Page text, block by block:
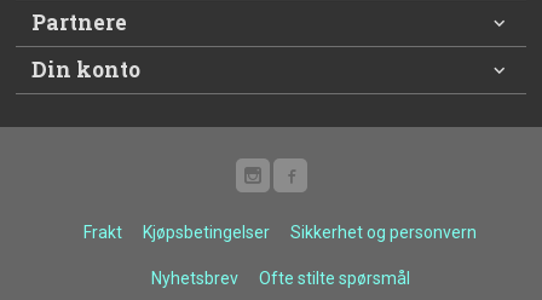
Partnere
Din konto
Frakt Kjøpsbetingelser Sikkerhet og personvern
Nyhetsbrev Ofte stilte spørsmål